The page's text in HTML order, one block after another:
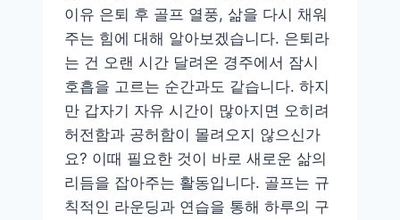
이유 은퇴 후 골프 열풍, 삶을 다시 채워
주는 힘에 대해 알아보겠습니다. 은퇴라
는 건 오랜 시간 달려온 경주에서 잠시
호흡을 고르는 순간과도 같습니다. 하지
만 갑자기 자유 시간이 많아지면 오히려
허전함과 공허함이 몰려오지 않으신가
요? 이때 필요한 것이 바로 새로운 삶의
리듬을 잡아주는 활동입니다. 골프는 규
칙적인 라운딩과 연습을 통해 하루의 구